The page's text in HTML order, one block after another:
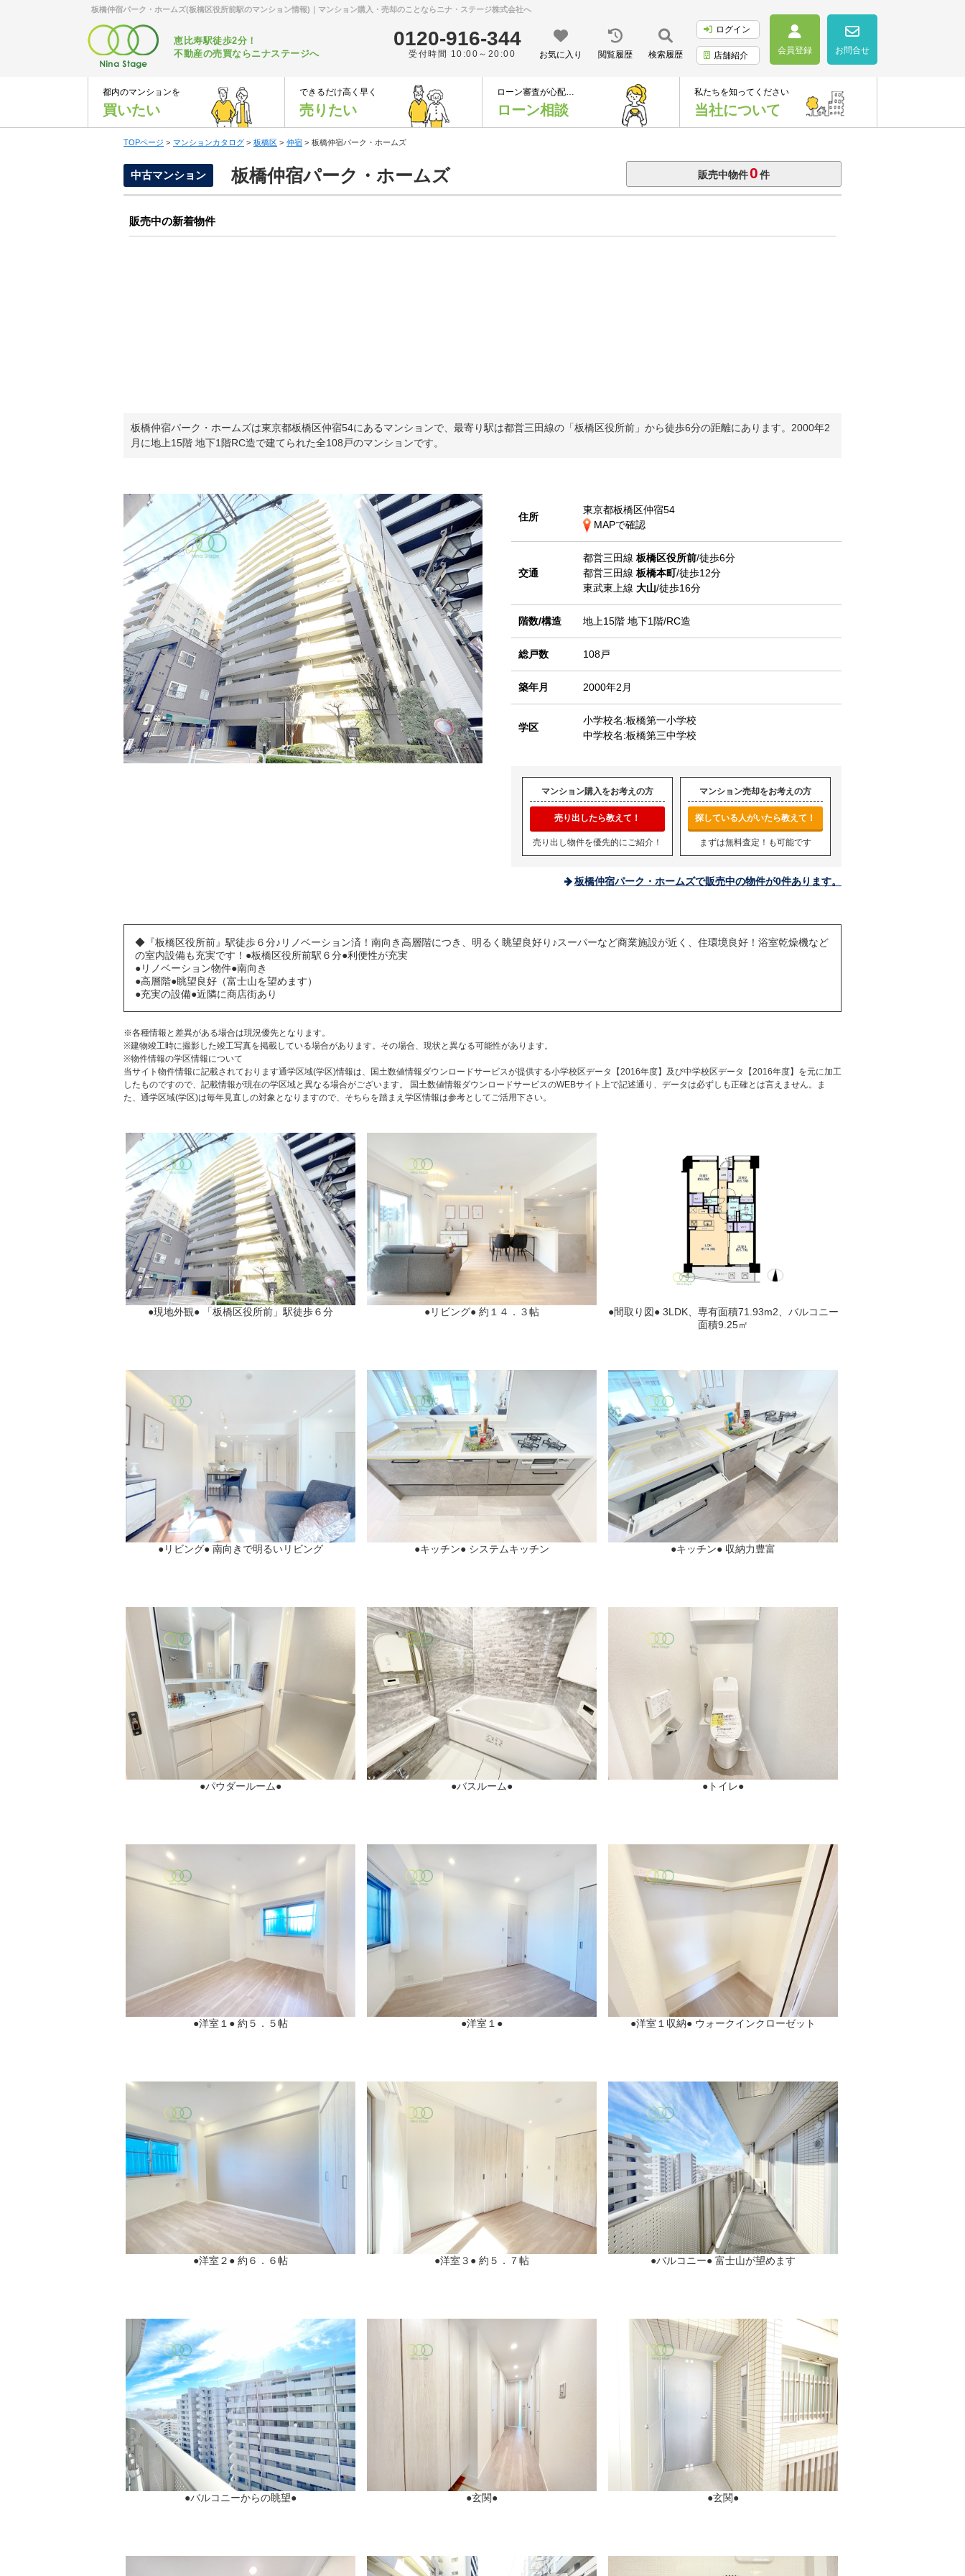
板橋仲宿パーク・ホームズ(板橋区役所前駅のマンション情報)｜マンション購入・売却のことならニナ・ステージ株式会社へ
恵比寿駅徒歩2分！
不動産の売買ならニナステージへ
0120-916-344
受付時間 10:00～20:00 お気に入り 閲覧履歴 検索履歴
ログイン
店舗紹介 会員登録 お問合せ
都内のマンションを
買いたい
できるだけ高く早く
売りたい
ローン審査が心配…
ローン相談
私たちを知ってください
当社について
TOPページ > マンションカタログ > 板橋区 > 仲宿 > 板橋仲宿パーク・ホームズ
中古マンション 板橋仲宿パーク・ホームズ 販売中物件0件
板橋仲宿パーク・ホームズは東京都板橋区仲宿54にあるマンションで、最寄り駅は都営三田線の「板橋区役所前」から徒歩6分の距離にあります。2000年2
月に地上15階 地下1階RC造で建てられた全108戸のマンションです。
住所
東京都板橋区仲宿54
MAPで確認
交通
都営三田線 板橋区役所前/徒歩6分
都営三田線 板橋本町/徒歩12分
東武東上線 大山/徒歩16分
階数/構造 地上15階 地下1階/RC造
総戸数 108戸
築年月 2000年2月
学区
小学校名:板橋第一小学校
中学校名:板橋第三中学校
マンション購入をお考えの方
売り出したら教えて！
売り出し物件を優先的にご紹介！
マンション売却をお考えの方
探している人がいたら教えて！
まずは無料査定！も可能です
板橋仲宿パーク・ホームズで販売中の物件が0件あります。
◆『板橋区役所前』駅徒歩６分♪リノベーション済！南向き高層階につき、明るく眺望良好り♪スーパーなど商業施設が近く、住環境良好！浴室乾燥機など
の室内設備も充実です！●板橋区役所前駅６分●利便性が充実
●リノベーション物件●南向き
●高層階●眺望良好（富士山を望めます）
●充実の設備●近隣に商店街あり
※各種情報と差異がある場合は現況優先となります。
※建物竣工時に撮影した竣工写真を掲載している場合があります。その場合、現状と異なる可能性があります。
※物件情報の学区情報について
当サイト物件情報に記載されております通学区域(学区)情報は、国土数値情報ダウンロードサービスが提供する小学校区データ【2016年度】及び中学校区データ【2016年度】を元に加工
したものですので、記載情報が現在の学区域と異なる場合がございます。 国土数値情報ダウンロードサービスのWEBサイト上で記述通り、データは必ずしも正確とは言えません。ま
た、通学区域(学区)は毎年見直しの対象となりますので、そちらを踏まえ学区情報は参考としてご活用下さい。
●現地外観● 「板橋区役所前」駅徒歩６分 ●リビング● 約１４．３帖
●間取り図● 3LDK、専有面積71.93m2、バルコニー
面積9.25㎡
●リビング● 南向きで明るいリビング ●キッチン● システムキッチン ●キッチン● 収納力豊富
●パウダールーム● ●バスルーム● ●トイレ●
●洋室１● 約５．５帖 ●洋室１● ●洋室１収納● ウォークインクローゼット
●洋室２● 約６．６帖 ●洋室３● 約５．７帖 ●バルコニー● 富士山が望めます
●バルコニーからの眺望● ●玄関● ●玄関●